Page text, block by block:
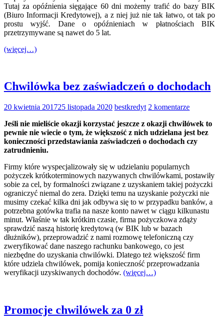
Tutaj za opóźnienia sięgające 60 dni możemy trafić do bazy BIK
(Biuro Informacji Kredytowej), a z niej już nie tak łatwo, ot tak po
prostu wyjść. Dane o opóźnieniach w płatnościach BIK
przetrzymywane są nawet do 5 lat.
(więcej…)
Chwilówka bez zaświadczeń o dochodach
20 kwietnia 201725 listopada 2020 bestkredyt 2 komentarze
Jeśli nie mieliście okazji korzystać jeszcze z okazji chwilówek to
pewnie nie wiecie o tym, że większość z nich udzielana jest bez
konieczności przedstawiania zaświadczeń o dochodach czy
zatrudnieniu.
Firmy które wyspecjalizowały się w udzielaniu popularnych
pożyczek krótkoterminowych nazywanych chwilówkami, postawiły
sobie za cel, by formalności związane z uzyskaniem takiej pożyczki
ograniczyć niemal do zera. Dzięki temu na uzyskanie pożyczki nie
musimy czekać kilka dni jak odbywa się to w przypadku banków, a
potrzebna gotówka trafia na nasze konto nawet w ciągu kilkunastu
minut. Właśnie w tak krótkim czasie, firma pożyczkowa zdąży
sprawdzić naszą historię kredytową (w BIK lub w bazach
dłużników), przeprowadzić z nami rozmowę telefoniczną czy
zweryfikować dane naszego rachunku bankowego, co jest
niezbędne do uzyskania chwilówki. Dlatego też większość firm
które udziela chwilówek, pomija konieczność przeprowadzania
weryfikacji uzyskiwanych dochodów. (więcej…)
Promocje chwilówek za 0 zł